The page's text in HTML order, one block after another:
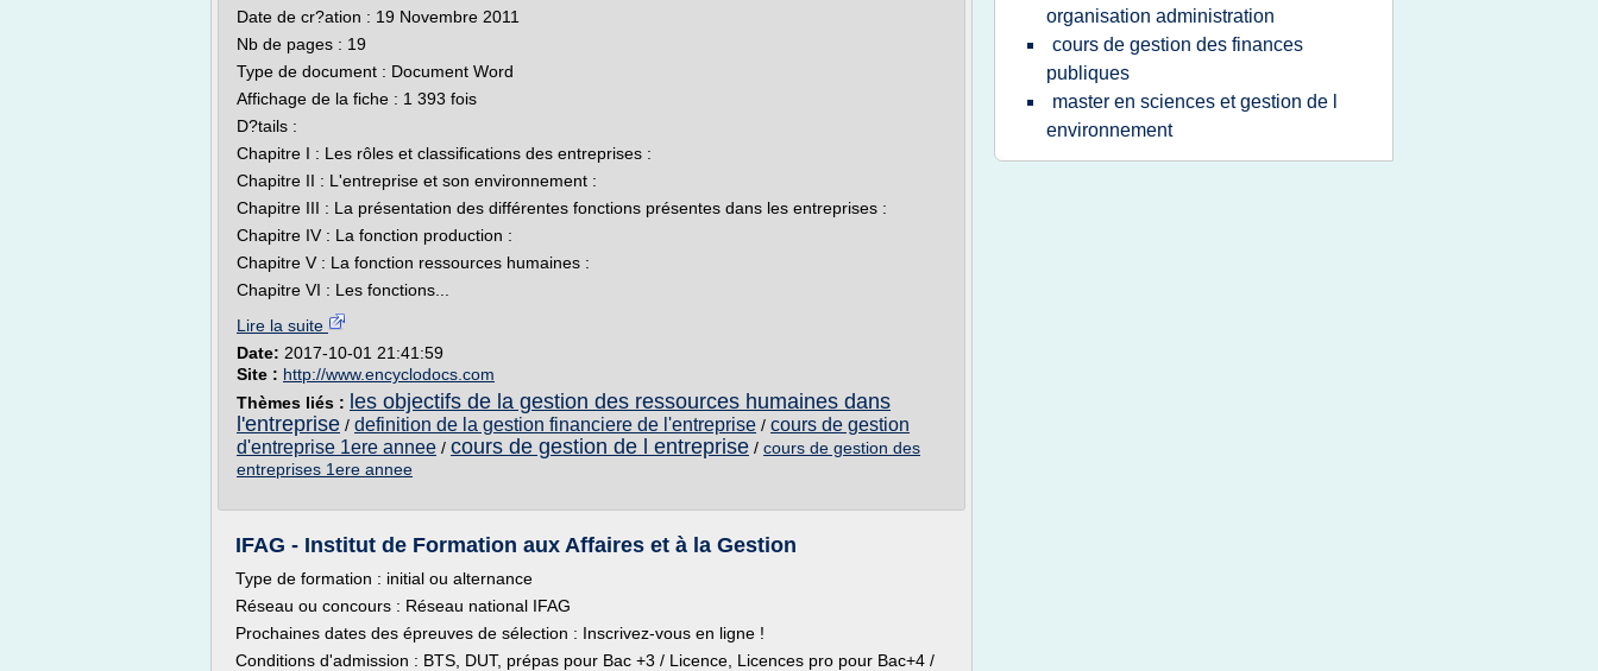
Date de cr?ation : 19 Novembre 2011
Nb de pages : 19
Type de document : Document Word
Affichage de la fiche : 1 393 fois
D?tails :
Chapitre I : Les rôles et classifications des entreprises :
Chapitre II : L'entreprise et son environnement :
Chapitre III : La présentation des différentes fonctions présentes dans les entreprises :
Chapitre IV : La fonction production :
Chapitre V : La fonction ressources humaines :
Chapitre VI : Les fonctions...
Lire la suite
Date: 2017-10-01 21:41:59
Site : http://www.encyclodocs.com
Thèmes liés : les objectifs de la gestion des ressources humaines dans
l'entreprise / definition de la gestion financiere de l'entreprise / cours de gestion
d'entreprise 1ere annee / cours de gestion de l entreprise / cours de gestion des
entreprises 1ere annee
IFAG - Institut de Formation aux Affaires et à la Gestion
Type de formation : initial ou alternance
Réseau ou concours : Réseau national IFAG
Prochaines dates des épreuves de sélection : Inscrivez-vous en ligne !
Conditions d'admission : BTS, DUT, prépas pour Bac +3 / Licence, Licences pro pour Bac+4 /
organisation administration
cours de gestion des finances
publiques
master en sciences et gestion de l
environnement